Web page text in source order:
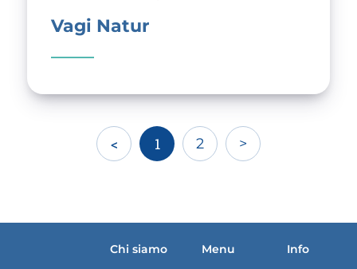
Vagi Natur
< 1 2 >
Chi siamo
Menu
Info